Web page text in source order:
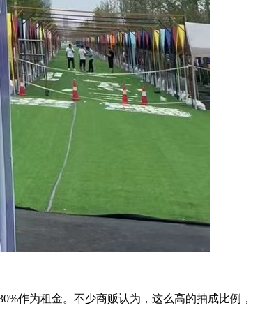
作为租金。不少商贩认为，这么高的抽成比例，